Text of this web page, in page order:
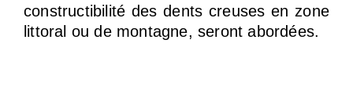
constructibilité des dents creuses en zone
littoral ou de montagne, seront abordées.